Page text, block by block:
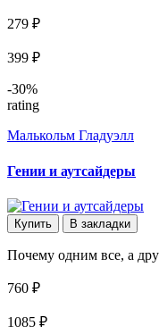
279 ₽
399 ₽
-30%
rating
Малькольм Гладуэлл
Гении и аутсайдеры
Купить В закладки
Почему одним все, а
760 ₽
1085 ₽